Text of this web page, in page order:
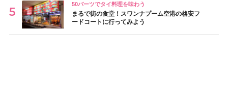
50バーツでタイ料理を味わう
まるで街の食堂！スワンナプーム空港の格安フ
ードコートに行ってみよう